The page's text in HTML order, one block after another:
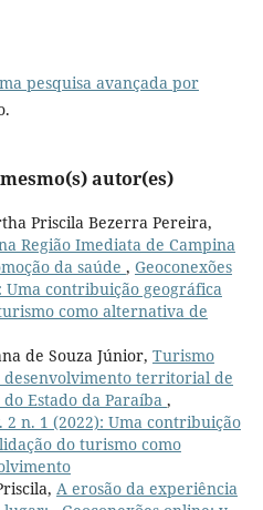
pesquisa avançada por
autor(es)
Priscila Bezerra Pereira,
Região Imediata de Campina
da saúde , Geoconexões
Uma contribuição geográfica
como alternativa de
de Souza Júnior, Turismo
territorial de
Estado da Paraíba ,
2 n. 1 (2022): Uma contribuição
do turismo como
A erosão da experiência